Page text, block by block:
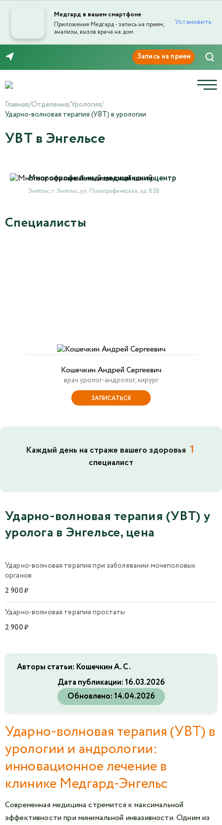
Медгард в вашем смартфоне
Приложение Медгард - запись на прием,
анализы, вызов врача на дом
Установить
Главная/Отделения/Урология/
Ударно-волновая терапия (УВТ) в урологии
УВТ в Энгельсе
Многопрофильный медицинский центр
Энгельс, г. Энгельс, ул. Полиграфическая, зд. 85Б
Специалисты
Кошечкин Андрей Сергеевич
врач уролог-андролог, хирург
ЗАПИСАТЬСЯ
Каждый день на страже вашего здоровья 1
специалист
Ударно-волновая терапия (УВТ) у
уролога в Энгельсе, цена
Ударно-волновая терапия при заболевании мочеполовых
органов
2 900 ₽
Ударно-волновая терапия простаты
2 900 ₽
Авторы статьи: Кошечкин А. С.
Дата публикации:16.03.2026
Обновлено:14.04.2026
Ударно-волновая терапия (УВТ) в
урологии и андрологии:
инновационное лечение в
клинике Медгард-Энгельс
Современная медицина стремится к максимальной
эффективности при минимальной инвазивности. Одним из